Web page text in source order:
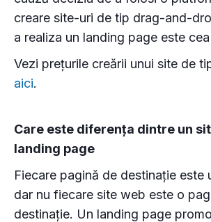
creare site-uri de tip drag-and-
a realiza un landing page este
Vezi prețurile creării unui site de
aici.
Care este diferența dintre un
landing page
Fiecare pagină de destinație este
dar nu fiecare site web este o
destinație. Un landing page